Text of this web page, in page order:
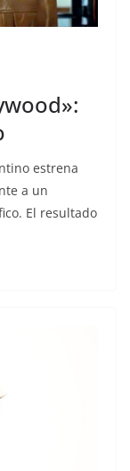
estrena
a un
El resultado